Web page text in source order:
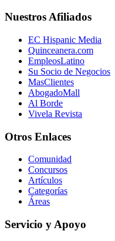
Nuestros Afiliados
EC Hispanic Media
Quinceanera.com
EmpleosLatino
Su Socio de Negocios
MasClientes
AbogadoMall
Al Borde
Vivela Revista
Otros Enlaces
Comunidad
Concursos
Artículos
Categorías
Áreas
Servicio y Apoyo